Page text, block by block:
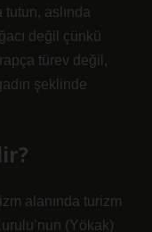
tutun, aslında
değil çünkü
türev değil,
şeklinde
alanında turizm
(Yökak)